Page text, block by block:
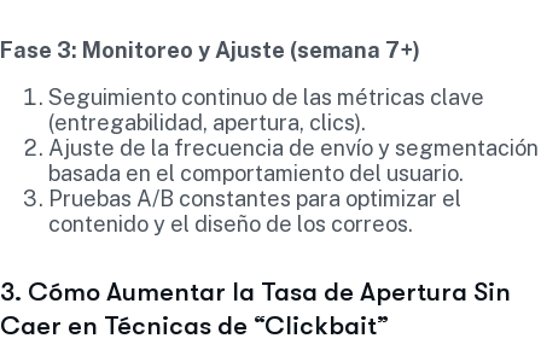
Fase 3: Monitoreo y Ajuste (semana 7+)
Seguimiento continuo de las métricas clave
(entregabilidad, apertura, clics).
Ajuste de la frecuencia de envío y segmentación
basada en el comportamiento del usuario.
Pruebas A/B constantes para optimizar el
contenido y el diseño de los correos.
3. Cómo Aumentar la Tasa de Apertura Sin
Caer en Técnicas de “Clickbait”